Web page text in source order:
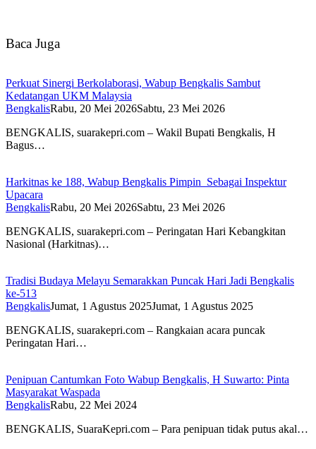
Baca Juga
Perkuat Sinergi Berkolaborasi, Wabup Bengkalis Sambut
Kedatangan UKM Malaysia
BengkalisRabu, 20 Mei 2026Sabtu, 23 Mei 2026
BENGKALIS, suarakepri.com – Wakil Bupati Bengkalis, H
Bagus…
Harkitnas ke 188, Wabup Bengkalis Pimpin Sebagai Inspektur
Upacara
BengkalisRabu, 20 Mei 2026Sabtu, 23 Mei 2026
BENGKALIS, suarakepri.com – Peringatan Hari Kebangkitan
Nasional (Harkitnas)…
Tradisi Budaya Melayu Semarakkan Puncak Hari Jadi Bengkalis
ke-513
BengkalisJumat, 1 Agustus 2025Jumat, 1 Agustus 2025
BENGKALIS, suarakepri.com – Rangkaian acara puncak
Peringatan Hari…
Penipuan Cantumkan Foto Wabup Bengkalis, H Suwarto: Pinta
Masyarakat Waspada
BengkalisRabu, 22 Mei 2024
BENGKALIS, SuaraKepri.com – Para penipuan tidak putus akal…